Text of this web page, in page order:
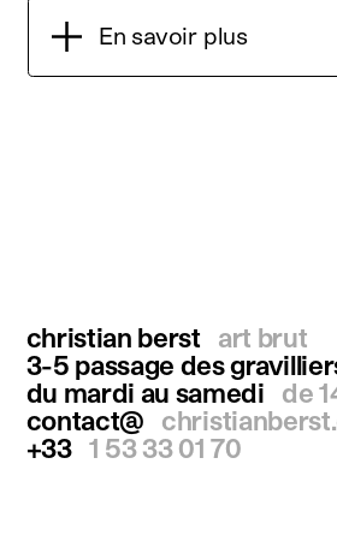
En savoir plus
christian berst
art brut
3-5 passage des
du mardi au samedi
de
contact@
+33 1 53 33 01 70